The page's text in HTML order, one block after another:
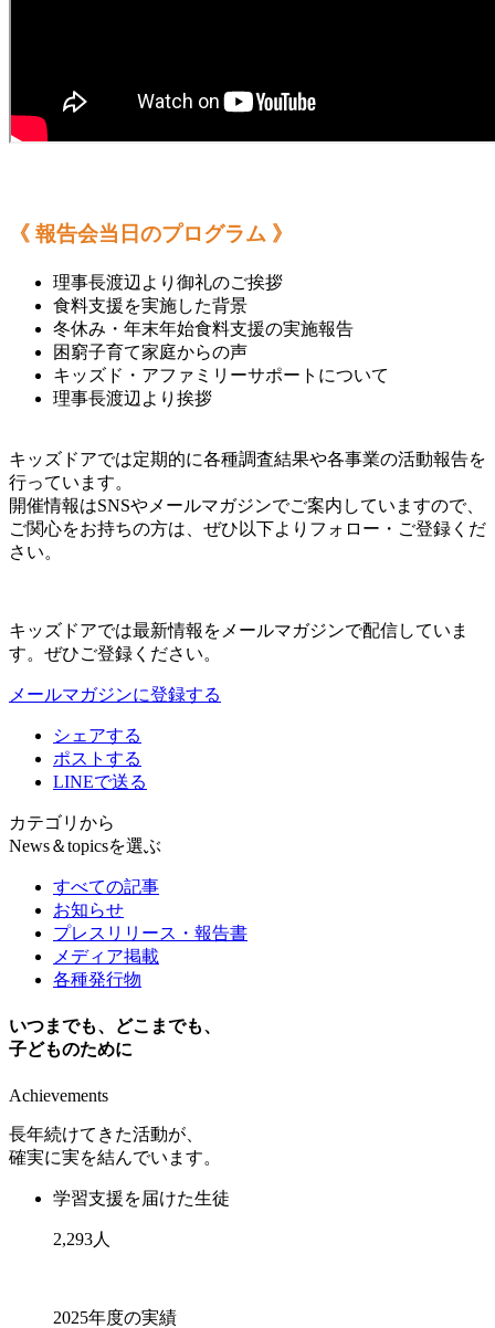
《 報告会当日のプログラム 》
理事長渡辺より御礼のご挨拶
食料支援を実施した背景
冬休み・年末年始食料支援の実施報告
困窮子育て家庭からの声
キッズド・アファミリーサポートについて
理事長渡辺より挨拶
キッズドアでは定期的に各種調査結果や各事業の活動報告を
行っています。
開催情報はSNSやメールマガジンでご案内していますので、
ご関心をお持ちの方は、ぜひ以下よりフォロー・ご登録くだ
さい。
キッズドアでは最新情報をメールマガジンで配信していま
す。ぜひご登録ください。
メールマガジンに登録する
シェアする
ポストする
LINEで送る
カテゴリから
News＆topicsを選ぶ
すべての記事
お知らせ
プレスリリース・報告書
メディア掲載
各種発行物
いつまでも、どこまでも、
子どものために
Achievements
長年続けてきた活動が、
確実に実を結んでいます。
学習支援を届けた生徒
2,293人
2025年度の実績